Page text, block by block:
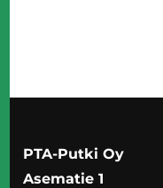
PTA-Putki Oy
Asematie 1